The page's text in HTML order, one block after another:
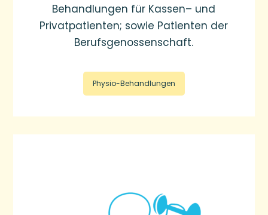
Behandlungen für Kassen– und
Privatpatienten; sowie Patienten der
Berufsgenossenschaft.
Physio-Behandlungen